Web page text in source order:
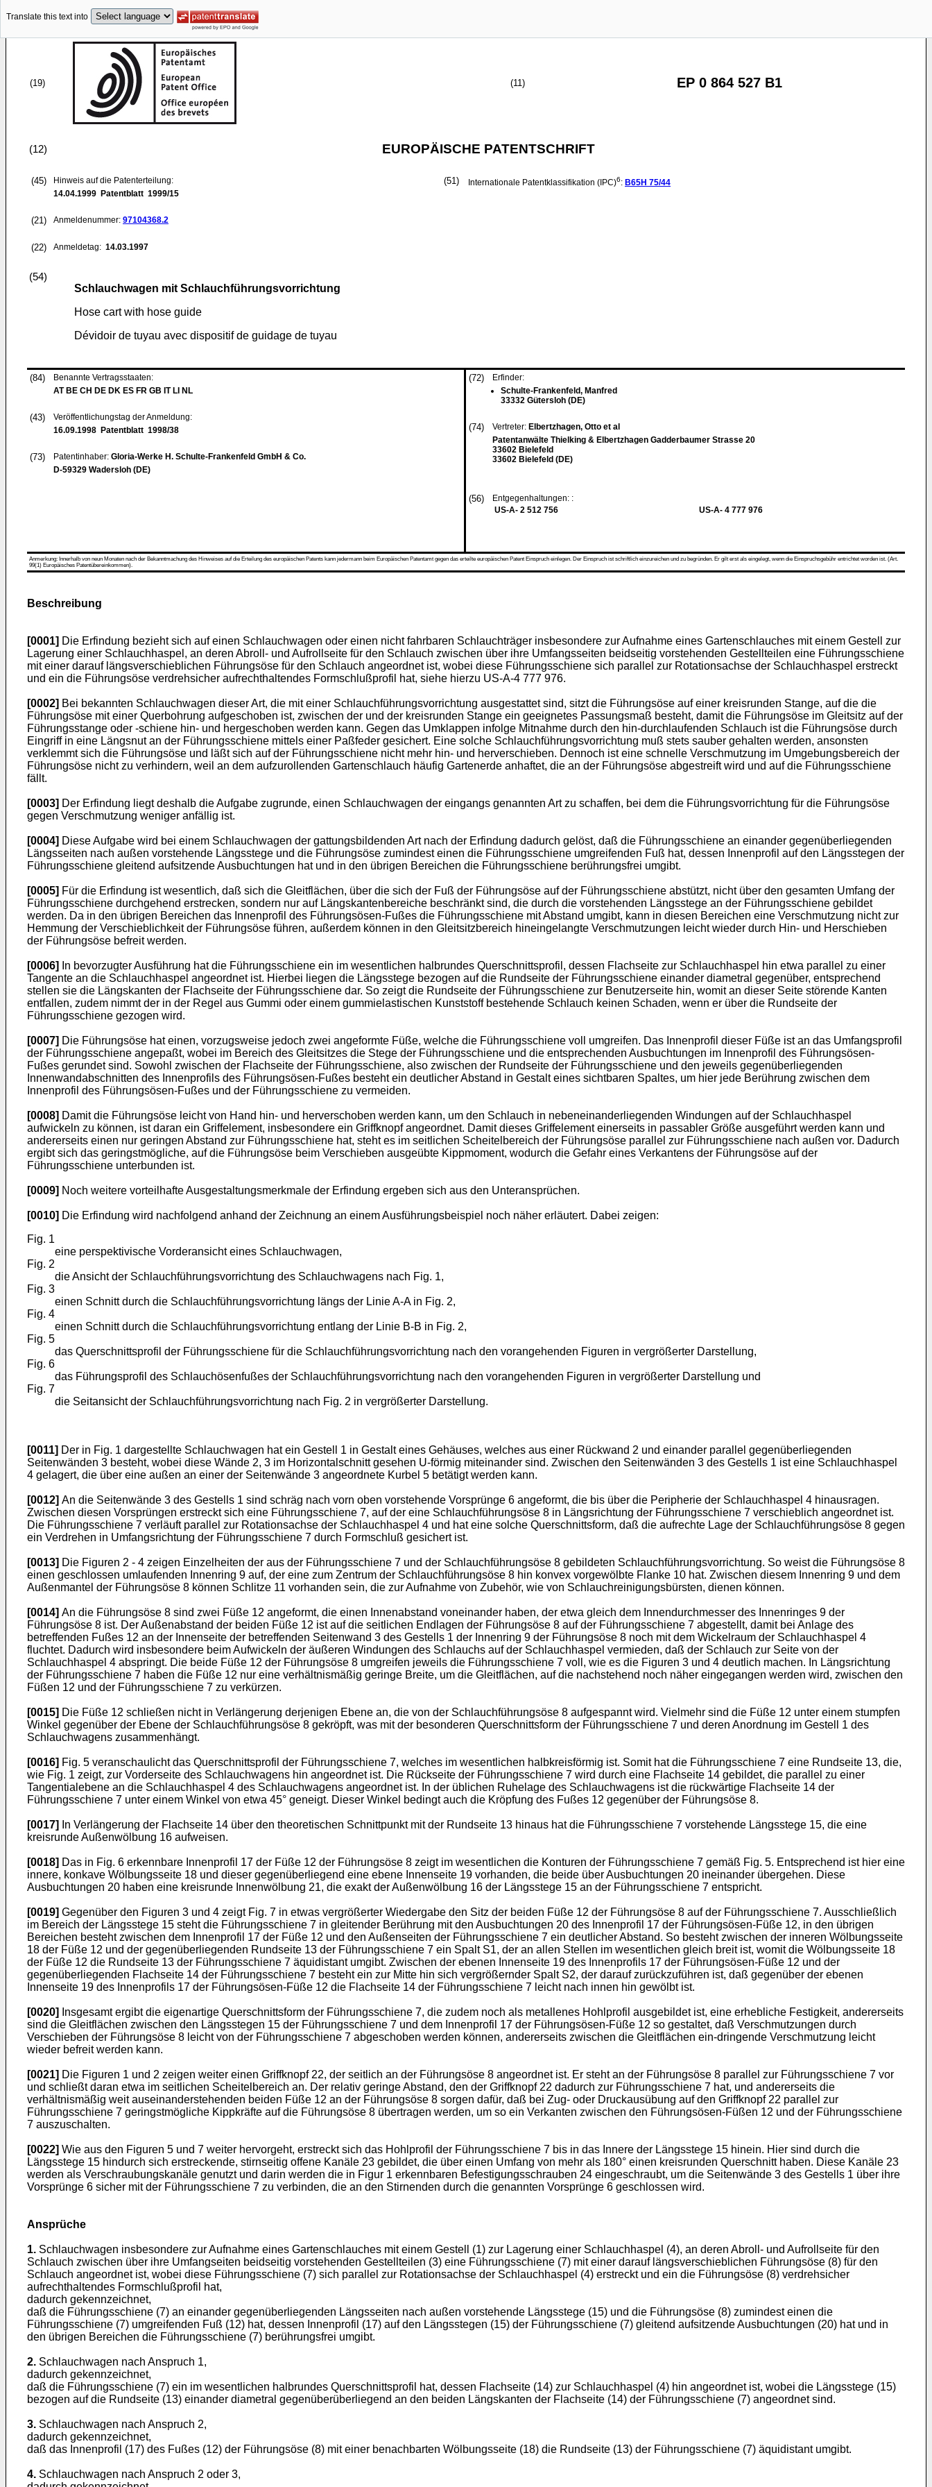
Translate this text into
(19) (11) EP 0 864 527 B1
(12) EUROPÄISCHE PATENTSCHRIFT
(45)
Hinweis auf die Patenterteilung:
14.04.1999 Patentblatt 1999/15
(21) Anmeldenummer: 97104368.2
(22) Anmeldetag: 14.03.1997
(51) Internationale Patentklassifikation (IPC)6: B65H 75/44
(54)
Schlauchwagen mit Schlauchführungsvorrichtung
Hose cart with hose guide
Dévidoir de tuyau avec dispositif de guidage de tuyau
(84)
Benannte Vertragsstaaten:
AT BE CH DE DK ES FR GB IT LI NL
(43)
Veröffentlichungstag der Anmeldung:
16.09.1998 Patentblatt 1998/38
(73) Patentinhaber: Gloria-Werke H. Schulte-Frankenfeld GmbH & Co.
D-59329 Wadersloh (DE)
(72)
Erfinder:
Schulte-Frankenfeld, Manfred
33332 Gütersloh (DE)
(74) Vertreter: Elbertzhagen, Otto et al
Patentanwälte Thielking & Elbertzhagen Gadderbaumer Strasse 20
33602 Bielefeld
33602 Bielefeld (DE)
(56)
Entgegenhaltungen: :
US-A- 2 512 756
US-A- 4 777 976
Anmerkung: Innerhalb von neun Monaten nach der Bekanntmachung des Hinweises auf die Erteilung des europäischen Patents kann jedermann beim Europäischen Patentamt gegen das erteilte europäischen Patent Einspruch einlegen. Der Einspruch ist schriftlich einzureichen und zu begründen. Er gilt erst als eingelegt, wenn die Einspruchsgebühr entrichtet worden ist. (Art.
99(1) Europäisches Patentübereinkommen).
Beschreibung
[0001] Die Erfindung bezieht sich auf einen Schlauchwagen oder einen nicht fahrbaren Schlauchträger insbesondere zur Aufnahme eines Gartenschlauches mit einem Gestell zur
Lagerung einer Schlauchhaspel, an deren Abroll- und Aufrollseite für den Schlauch zwischen über ihre Umfangsseiten beidseitig vorstehenden Gestellteilen eine Führungsschiene
mit einer darauf längsverschieblichen Führungsöse für den Schlauch angeordnet ist, wobei diese Führungsschiene sich parallel zur Rotationsachse der Schlauchhaspel erstreckt
und ein die Führungsöse verdrehsicher aufrechthaltendes Formschlußprofil hat, siehe hierzu US-A-4 777 976.
[0002] Bei bekannten Schlauchwagen dieser Art, die mit einer Schlauchführungsvorrichtung ausgestattet sind, sitzt die Führungsöse auf einer kreisrunden Stange, auf die die
Führungsöse mit einer Querbohrung aufgeschoben ist, zwischen der und der kreisrunden Stange ein geeignetes Passungsmaß besteht, damit die Führungsöse im Gleitsitz auf der
Führungsstange oder -schiene hin- und hergeschoben werden kann. Gegen das Umklappen infolge Mitnahme durch den hin-durchlaufenden Schlauch ist die Führungsöse durch
Eingriff in eine Längsnut an der Führungsschiene mittels einer Paßfeder gesichert. Eine solche Schlauchführungsvorrichtung muß stets sauber gehalten werden, ansonsten
verklemmt sich die Führungsöse und läßt sich auf der Führungsschiene nicht mehr hin- und herverschieben. Dennoch ist eine schnelle Verschmutzung im Umgebungsbereich der
Führungsöse nicht zu verhindern, weil an dem aufzurollenden Gartenschlauch häufig Gartenerde anhaftet, die an der Führungsöse abgestreift wird und auf die Führungsschiene
fällt.
[0003] Der Erfindung liegt deshalb die Aufgabe zugrunde, einen Schlauchwagen der eingangs genannten Art zu schaffen, bei dem die Führungsvorrichtung für die Führungsöse
gegen Verschmutzung weniger anfällig ist.
[0004] Diese Aufgabe wird bei einem Schlauchwagen der gattungsbildenden Art nach der Erfindung dadurch gelöst, daß die Führungsschiene an einander gegenüberliegenden
Längsseiten nach außen vorstehende Längsstege und die Führungsöse zumindest einen die Führungsschiene umgreifenden Fuß hat, dessen Innenprofil auf den Längsstegen der
Führungsschiene gleitend aufsitzende Ausbuchtungen hat und in den übrigen Bereichen die Führungsschiene berührungsfrei umgibt.
[0005] Für die Erfindung ist wesentlich, daß sich die Gleitflächen, über die sich der Fuß der Führungsöse auf der Führungsschiene abstützt, nicht über den gesamten Umfang der
Führungsschiene durchgehend erstrecken, sondern nur auf Längskantenbereiche beschränkt sind, die durch die vorstehenden Längsstege an der Führungsschiene gebildet
werden. Da in den übrigen Bereichen das Innenprofil des Führungsösen-Fußes die Führungsschiene mit Abstand umgibt, kann in diesen Bereichen eine Verschmutzung nicht zur
Hemmung der Verschieblichkeit der Führungsöse führen, außerdem können in den Gleitsitzbereich hineingelangte Verschmutzungen leicht wieder durch Hin- und Herschieben
der Führungsöse befreit werden.
[0006]
In bevorzugter Ausführung hat die Führungsschiene ein im wesentlichen halbrundes Querschnittsprofil, dessen Flachseite zur Schlauchhaspel hin etwa parallel zu einer
Tangente an die Schlauchhaspel angeordnet ist. Hierbei liegen die Längsstege bezogen auf die Rundseite der Führungsschiene einander diametral gegenüber, entsprechend
stellen sie die Längskanten der Flachseite der Führungsschiene dar. So zeigt die Rundseite der Führungsschiene zur Benutzerseite hin, womit an dieser Seite störende Kanten
entfallen, zudem nimmt der in der Regel aus Gummi oder einem gummielastischen Kunststoff bestehende Schlauch keinen Schaden, wenn er über die Rundseite der
Führungsschiene gezogen wird.
[0007] Die Führungsöse hat einen, vorzugsweise jedoch zwei angeformte Füße, welche die Führungsschiene voll umgreifen. Das Innenprofil dieser Füße ist an das Umfangsprofil
der Führungsschiene angepaßt, wobei im Bereich des Gleitsitzes die Stege der Führungsschiene und die entsprechenden Ausbuchtungen im Innenprofil des Führungsösen-
Fußes gerundet sind. Sowohl zwischen der Flachseite der Führungsschiene, also zwischen der Rundseite der Führungsschiene und den jeweils gegenüberliegenden
Innenwandabschnitten des Innenprofils des Führungsösen-Fußes besteht ein deutlicher Abstand in Gestalt eines sichtbaren Spaltes, um hier jede Berührung zwischen dem
Innenprofil des Führungsösen-Fußes und der Führungsschiene zu vermeiden.
[0008] Damit die Führungsöse leicht von Hand hin- und herverschoben werden kann, um den Schlauch in nebeneinanderliegenden Windungen auf der Schlauchhaspel
aufwickeln zu können, ist daran ein Griffelement, insbesondere ein Griffknopf angeordnet. Damit dieses Griffelement einerseits in passabler Größe ausgeführt werden kann und
andererseits einen nur geringen Abstand zur Führungsschiene hat, steht es im seitlichen Scheitelbereich der Führungsöse parallel zur Führungsschiene nach außen vor. Dadurch
ergibt sich das geringstmögliche, auf die Führungsöse beim Verschieben ausgeübte Kippmoment, wodurch die Gefahr eines Verkantens der Führungsöse auf der
Führungsschiene unterbunden ist.
[0009] Noch weitere vorteilhafte Ausgestaltungsmerkmale der Erfindung ergeben sich aus den Unteransprüchen.
[0010] Die Erfindung wird nachfolgend anhand der Zeichnung an einem Ausführungsbeispiel noch näher erläutert. Dabei zeigen:
Fig. 1
eine perspektivische Vorderansicht eines Schlauchwagen,
Fig. 2
die Ansicht der Schlauchführungsvorrichtung des Schlauchwagens nach Fig. 1,
Fig. 3
einen Schnitt durch die Schlauchführungsvorrichtung längs der Linie A-A in Fig. 2,
Fig. 4
einen Schnitt durch die Schlauchführungsvorrichtung entlang der Linie B-B in Fig. 2,
Fig. 5
das Querschnittsprofil der Führungsschiene für die Schlauchführungsvorrichtung nach den vorangehenden Figuren in vergrößerter Darstellung,
Fig. 6
das Führungsprofil des Schlauchösenfußes der Schlauchführungsvorrichtung nach den vorangehenden Figuren in vergrößerter Darstellung und
Fig. 7
die Seitansicht der Schlauchführungsvorrichtung nach Fig. 2 in vergrößerter Darstellung.
[0011] Der in Fig. 1 dargestellte Schlauchwagen hat ein Gestell 1 in Gestalt eines Gehäuses, welches aus einer Rückwand 2 und einander parallel gegenüberliegenden
Seitenwänden 3 besteht, wobei diese Wände 2, 3 im Horizontalschnitt gesehen U-förmig miteinander sind. Zwischen den Seitenwänden 3 des Gestells 1 ist eine Schlauchhaspel
4 gelagert, die über eine außen an einer der Seitenwände 3 angeordnete Kurbel 5 betätigt werden kann.
[0012] An die Seitenwände 3 des Gestells 1 sind schräg nach vorn oben vorstehende Vorsprünge 6 angeformt, die bis über die Peripherie der Schlauchhaspel 4 hinausragen.
Zwischen diesen Vorsprüngen erstreckt sich eine Führungsschiene 7, auf der eine Schlauchführungsöse 8 in Längsrichtung der Führungsschiene 7 verschieblich angeordnet ist.
Die Führungsschiene 7 verläuft parallel zur Rotationsachse der Schlauchhaspel 4 und hat eine solche Querschnittsform, daß die aufrechte Lage der Schlauchführungsöse 8 gegen
ein Verdrehen in Umfangsrichtung der Führungsschiene 7 durch Formschluß gesichert ist.
[0013] Die Figuren 2 - 4 zeigen Einzelheiten der aus der Führungsschiene 7 und der Schlauchführungsöse 8 gebildeten Schlauchführungsvorrichtung. So weist die Führungsöse 8
einen geschlossen umlaufenden Innenring 9 auf, der eine zum Zentrum der Schlauchführungsöse 8 hin konvex vorgewölbte Flanke 10 hat. Zwischen diesem Innenring 9 und dem
Außenmantel der Führungsöse 8 können Schlitze 11 vorhanden sein, die zur Aufnahme von Zubehör, wie von Schlauchreinigungsbürsten, dienen können.
[0014] An die Führungsöse 8 sind zwei Füße 12 angeformt, die einen Innenabstand voneinander haben, der etwa gleich dem Innendurchmesser des Innenringes 9 der
Führungsöse 8 ist. Der Außenabstand der beiden Füße 12 ist auf die seitlichen Endlagen der Führungsöse 8 auf der Führungsschiene 7 abgestellt, damit bei Anlage des
betreffenden Fußes 12 an der Innenseite der betreffenden Seitenwand 3 des Gestells 1 der Innenring 9 der Führungsöse 8 noch mit dem Wickelraum der Schlauchhaspel 4
fluchtet. Dadurch wird insbesondere beim Aufwickeln der äußeren Windungen des Schlauchs auf der Schlauchhaspel vermieden, daß der Schlauch zur Seite von der
Schlauchhaspel 4 abspringt. Die beide Füße 12 der Führungsöse 8 umgreifen jeweils die Führungsschiene 7 voll, wie es die Figuren 3 und 4 deutlich machen. In Längsrichtung
der Führungsschiene 7 haben die Füße 12 nur eine verhältnismäßig geringe Breite, um die Gleitflächen, auf die nachstehend noch näher eingegangen werden wird, zwischen den
Füßen 12 und der Führungsschiene 7 zu verkürzen.
[0015] Die Füße 12 schließen nicht in Verlängerung derjenigen Ebene an, die von der Schlauchführungsöse 8 aufgespannt wird. Vielmehr sind die Füße 12 unter einem stumpfen
Winkel gegenüber der Ebene der Schlauchführungsöse 8 gekröpft, was mit der besonderen Querschnittsform der Führungsschiene 7 und deren Anordnung im Gestell 1 des
Schlauchwagens zusammenhängt.
[0016] Fig. 5 veranschaulicht das Querschnittsprofil der Führungsschiene 7, welches im wesentlichen halbkreisförmig ist. Somit hat die Führungsschiene 7 eine Rundseite 13, die,
wie Fig. 1 zeigt, zur Vorderseite des Schlauchwagens hin angeordnet ist. Die Rückseite der Führungsschiene 7 wird durch eine Flachseite 14 gebildet, die parallel zu einer
Tangentialebene an die Schlauchhaspel 4 des Schlauchwagens angeordnet ist. In der üblichen Ruhelage des Schlauchwagens ist die rückwärtige Flachseite 14 der
Führungsschiene 7 unter einem Winkel von etwa 45° geneigt. Dieser Winkel bedingt auch die Kröpfung des Fußes 12 gegenüber der Führungsöse 8.
[0017]
In Verlängerung der Flachseite 14 über den theoretischen Schnittpunkt mit der Rundseite 13 hinaus hat die Führungsschiene 7 vorstehende Längsstege 15, die eine
kreisrunde Außenwölbung 16 aufweisen.
[0018] Das in Fig. 6 erkennbare Innenprofil 17 der Füße 12 der Führungsöse 8 zeigt im wesentlichen die Konturen der Führungsschiene 7 gemäß Fig. 5. Entsprechend ist hier eine
innere, konkave Wölbungsseite 18 und dieser gegenüberliegend eine ebene Innenseite 19 vorhanden, die beide über Ausbuchtungen 20 ineinander übergehen. Diese
Ausbuchtungen 20 haben eine kreisrunde Innenwölbung 21, die exakt der Außenwölbung 16 der Längsstege 15 an der Führungsschiene 7 entspricht.
[0019] Gegenüber den Figuren 3 und 4 zeigt Fig. 7 in etwas vergrößerter Wiedergabe den Sitz der beiden Füße 12 der Führungsöse 8 auf der Führungsschiene 7. Ausschließlich
im Bereich der Längsstege 15 steht die Führungsschiene 7 in gleitender Berührung mit den Ausbuchtungen 20 des Innenprofil 17 der Führungsösen-Füße 12, in den übrigen
Bereichen besteht zwischen dem Innenprofil 17 der Füße 12 und den Außenseiten der Führungsschiene 7 ein deutlicher Abstand. So besteht zwischen der inneren Wölbungsseite
18 der Füße 12 und der gegenüberliegenden Rundseite 13 der Führungsschiene 7 ein Spalt S1, der an allen Stellen im wesentlichen gleich breit ist, womit die Wölbungsseite 18
der Füße 12 die Rundseite 13 der Führungsschiene 7 äquidistant umgibt. Zwischen der ebenen Innenseite 19 des Innenprofils 17 der Führungsösen-Füße 12 und der
gegenüberliegenden Flachseite 14 der Führungsschiene 7 besteht ein zur Mitte hin sich vergrößernder Spalt S2, der darauf zurückzuführen ist, daß gegenüber der ebenen
Innenseite 19 des Innenprofils 17 der Führungsösen-Füße 12 die Flachseite 14 der Führungsschiene 7 leicht nach innen hin gewölbt ist.
[0020]
Insgesamt ergibt die eigenartige Querschnittsform der Führungsschiene 7, die zudem noch als metallenes Hohlprofil ausgebildet ist, eine erhebliche Festigkeit, andererseits
sind die Gleitflächen zwischen den Längsstegen 15 der Führungsschiene 7 und dem Innenprofil 17 der Führungsösen-Füße 12 so gestaltet, daß Verschmutzungen durch
Verschieben der Führungsöse 8 leicht von der Führungsschiene 7 abgeschoben werden können, andererseits zwischen die Gleitflächen ein-dringende Verschmutzung leicht
wieder befreit werden kann.
[0021] Die Figuren 1 und 2 zeigen weiter einen Griffknopf 22, der seitlich an der Führungsöse 8 angeordnet ist. Er steht an der Führungsöse 8 parallel zur Führungsschiene 7 vor
und schließt daran etwa im seitlichen Scheitelbereich an. Der relativ geringe Abstand, den der Griffknopf 22 dadurch zur Führungsschiene 7 hat, und andererseits die
verhältnismäßig weit auseinanderstehenden beiden Füße 12 an der Führungsöse 8 sorgen dafür, daß bei Zug- oder Druckausübung auf den Griffknopf 22 parallel zur
Führungsschiene 7 geringstmögliche Kippkräfte auf die Führungsöse 8 übertragen werden, um so ein Verkanten zwischen den Führungsösen-Füßen 12 und der Führungsschiene
7 auszuschalten.
[0022] Wie aus den Figuren 5 und 7 weiter hervorgeht, erstreckt sich das Hohlprofil der Führungsschiene 7 bis in das Innere der Längsstege 15 hinein. Hier sind durch die
Längsstege 15 hindurch sich erstreckende, stirnseitig offene Kanäle 23 gebildet, die über einen Umfang von mehr als 180° einen kreisrunden Querschnitt haben. Diese Kanäle 23
werden als Verschraubungskanäle genutzt und darin werden die in Figur 1 erkennbaren Befestigungsschrauben 24 eingeschraubt, um die Seitenwände 3 des Gestells 1 über ihre
Vorsprünge 6 sicher mit der Führungsschiene 7 zu verbinden, die an den Stirnenden durch die genannten Vorsprünge 6 geschlossen wird.
Ansprüche
1. Schlauchwagen insbesondere zur Aufnahme eines Gartenschlauches mit einem Gestell (1) zur Lagerung einer Schlauchhaspel (4), an deren Abroll- und Aufrollseite für den
Schlauch zwischen über ihre Umfangseiten beidseitig vorstehenden Gestellteilen (3) eine Führungsschiene (7) mit einer darauf längsverschieblichen Führungsöse (8) für den
Schlauch angeordnet ist, wobei diese Führungsschiene (7) sich parallel zur Rotationsachse der Schlauchhaspel (4) erstreckt und ein die Führungsöse (8) verdrehsicher
aufrechthaltendes Formschlußprofil hat,
dadurch gekennzeichnet,
daß die Führungsschiene (7) an einander gegenüberliegenden Längsseiten nach außen vorstehende Längsstege (15) und die Führungsöse (8) zumindest einen die
Führungsschiene (7) umgreifenden Fuß (12) hat, dessen Innenprofil (17) auf den Längsstegen (15) der Führungsschiene (7) gleitend aufsitzende Ausbuchtungen (20) hat und in
den übrigen Bereichen die Führungsschiene (7) berührungsfrei umgibt.
2. Schlauchwagen nach Anspruch 1,
dadurch gekennzeichnet,
daß die Führungsschiene (7) ein im wesentlichen halbrundes Querschnittsprofil hat, dessen Flachseite (14) zur Schlauchhaspel (4) hin angeordnet ist, wobei die Längsstege (15)
bezogen auf die Rundseite (13) einander diametral gegenüberüberliegend an den beiden Längskanten der Flachseite (14) der Führungsschiene (7) angeordnet sind.
3. Schlauchwagen nach Anspruch 2,
dadurch gekennzeichnet,
daß das Innenprofil (17) des Fußes (12) der Führungsöse (8) mit einer benachbarten Wölbungsseite (18) die Rundseite (13) der Führungsschiene (7) äquidistant umgibt.
4. Schlauchwagen nach Anspruch 2 oder 3,